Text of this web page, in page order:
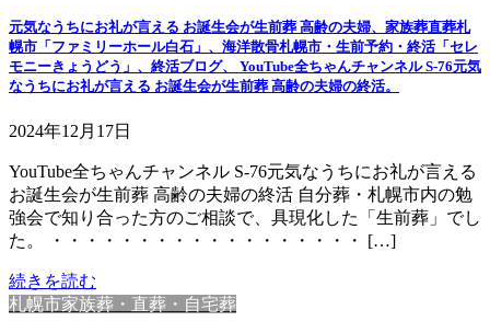
元気なうちにお礼が言える お誕生会が生前葬 高齢の夫婦、家族葬直葬札
幌市「ファミリーホール白石」、海洋散骨札幌市・生前予約・終活「セレ
モニーきょうどう」、終活ブログ、 YouTube全ちゃんチャンネル S-76元気
なうちにお礼が言える お誕生会が生前葬 高齢の夫婦の終活。
2024年12月17日
YouTube全ちゃんチャンネル S-76元気なうちにお礼が言える
お誕生会が生前葬 高齢の夫婦の終活 自分葬・札幌市内の勉
強会で知り合った方のご相談で、具現化した「生前葬」でし
た。 ・・・・・・・・・・・・・・・・・・ […]
続きを読む
札幌市家族葬・直葬・自宅葬